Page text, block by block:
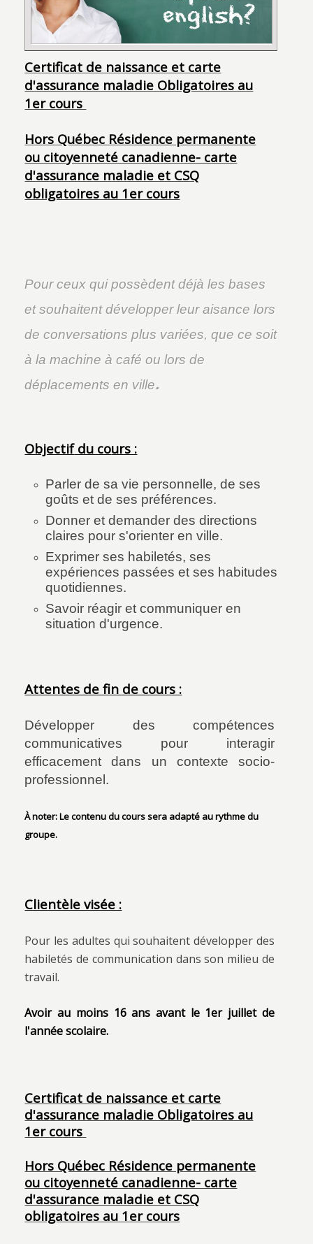
Certificat de naissance et carte
d'assurance maladie Obligatoires au
1er cours
Hors Québec Résidence permanente
ou citoyenneté canadienne- carte
d'assurance maladie et CSQ
obligatoires au 1er cours
Pour ceux qui possèdent déjà les bases
et souhaitent développer leur aisance lors
de conversations plus variées, que ce soit
à la machine à café ou lors de
déplacements en ville.
Objectifdu cours :
Parler de sa vie personnelle, de ses
goûts et de ses préférences.
Donner et demander des directions
claires pour s'orienter en ville.
Exprimer ses habiletés, ses
expériences passées et ses habitudes
quotidiennes.
Savoir réagir et communiquer en
situation d'urgence.
Attentes de fin de cours :
Développer des compétences
communicatives pour interagir
efficacement dans un contexte socio-
professionnel.
À noter: Le contenu du cours sera adapté au rythme du
groupe.
Clientèle visée :
Pour les adultes qui souhaitent développer des
habiletés de communication dans son milieu de
travail.
Avoir au moins 16 ans avant le 1er juillet de
l'année scolaire.
Certificat de naissance et carte
d'assurance maladie Obligatoires au
1er cours
Hors Québec Résidence permanente
ou citoyenneté canadienne- carte
d'assurance maladie et CSQ
obligatoires au 1er cours